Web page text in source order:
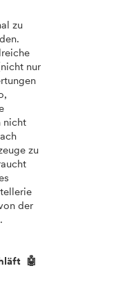
zu
nur
nicht
zu
der
🤖